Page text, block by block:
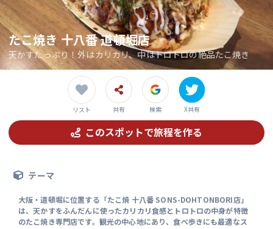
たこ焼き 十八番 道頓堀店
天かすたっぷり！外はカリカリ、中はトロトロの絶品たこ焼き
リスト 共有 検索 X共有
このスポットで旅程を作る
テーマ
大阪・道頓堀に位置する「たこ焼 十八番 SONS-DOHTONBORI店」
は、天かすをふんだんに使ったカリカリ食感とトロトロの中身が特徴
のたこ焼き専門店です。観光の中心地にあり、食べ歩きにも最適なス